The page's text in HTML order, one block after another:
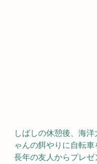
しばしの休憩後、海
ゃんの餌やりに自転車
長年の友人からプレゼ